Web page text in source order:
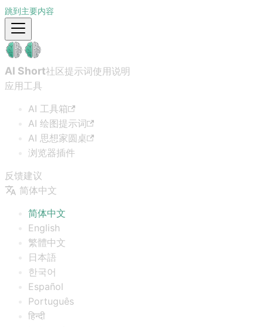
跳到主要内容
AI Short社区提示词使用说明
应用工具
AI 工具箱
AI 绘图提示词
AI 思想家圆桌
浏览器插件
反馈建议
简体中文
简体中文
English
繁體中文
日本語
한국어
Español
Português
हिन्दी